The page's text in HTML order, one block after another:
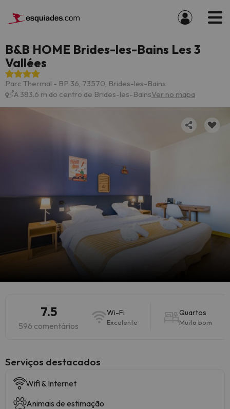
B&B HOME Brides-les-Bains Les 3
Vallées
Parc Thermal - BP 36, 73570, Brides-les-Bains
A 383.6 m do centro de Brides-les-BainsVer no mapa
7.5
596 comentários
Wi-Fi
Excelente
Quartos
Muito bom
Serviços destacados
Wifi & Internet
Animais de estimação